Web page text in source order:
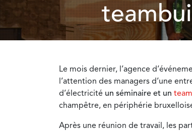
Le mois dernier, l’agence
l’attention des managers d’une
d’électricité un séminaire et un
champêtre, en périphérie
Après une réunion de travail, les